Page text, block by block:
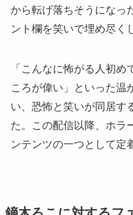
から転げ落ちそうになっ
ント欄を笑いで埋め尽く
「こんなに怖がる人初め
ころが偉い」といった温
い、恐怖と笑いが同居す
た。この配信以降、ホラ
ンテンツの一つとして定